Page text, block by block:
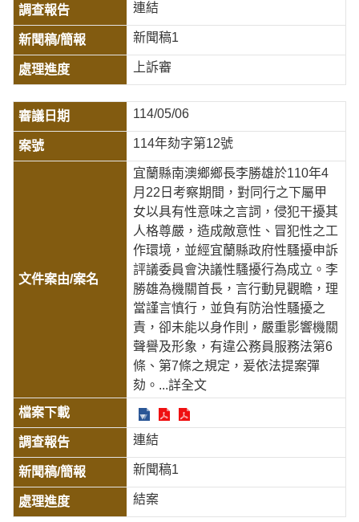
連結
新聞稿1
上訴審
114/05/06
114年劾字第12號
宜蘭縣南澳鄉鄉長李勝雄於110年4
月22日考察期間，對同行之下屬甲
女以具有性意味之言詞，侵犯干擾其
人格尊嚴，造成敵意性、冒犯性之工
作環境，並經宜蘭縣政府性騷擾申訴
評議委員會決議性騷擾行為成立。李
勝雄為機關首長，言行動見觀瞻，理
當謹言慎行，並負有防治性騷擾之
責，卻未能以身作則，嚴重影響機關
聲譽及形象，有違公務員服務法第6
條、第7條之規定，爰依法提案彈
劾。 ...詳全文
連結
新聞稿1
結案